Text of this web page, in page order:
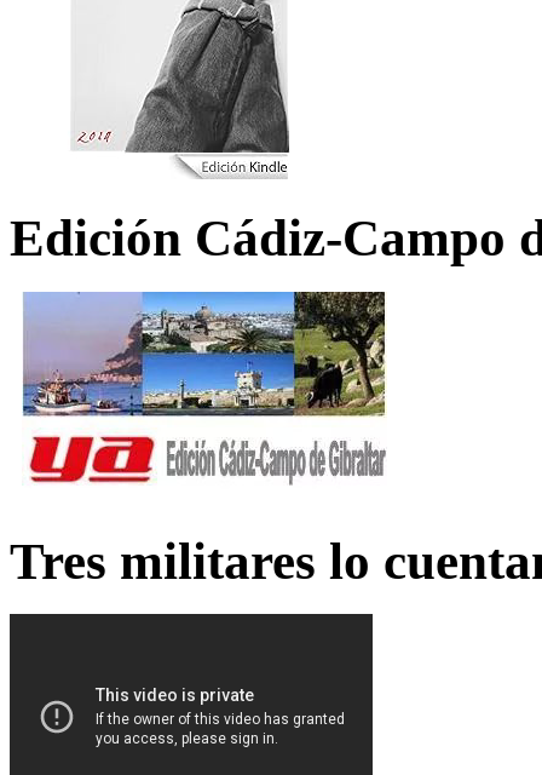
Edición Cádiz-Campo
Tres militares lo